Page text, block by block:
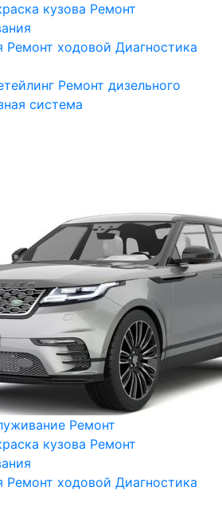
кузова Ремонт
Ремонт ходовой Диагностика
Ремонт дизельного
система
Ремонт
кузова Ремонт
Ремонт ходовой Диагностика